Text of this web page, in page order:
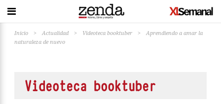
Inicio > Actualidad > Videoteca booktuber >
Aprendiendo a amar la
naturaleza de nuevo
Videoteca booktuber